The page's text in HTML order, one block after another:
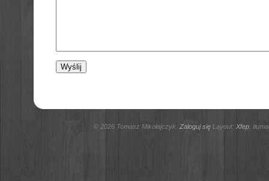
© 2026 Tomasz Mikołajczyk. Zaloguj sięLayout: Xfep,